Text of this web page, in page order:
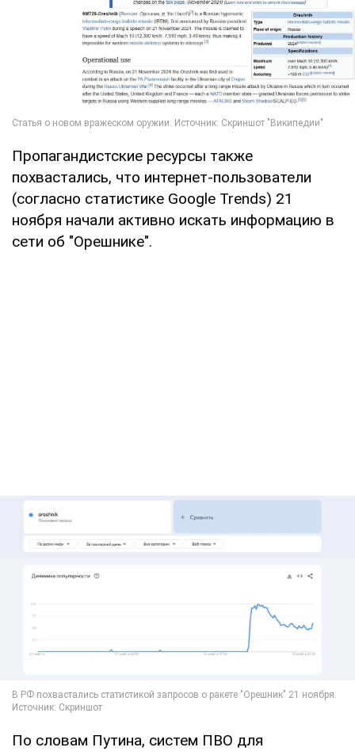
Пропагандистские ресурсы также
похвастались, что интернет-пользователи
(согласно статистике Google Trends) 21
ноября начали активно искать информацию в
сети об "Орешнике".
По словам Путина, систем ПВО для